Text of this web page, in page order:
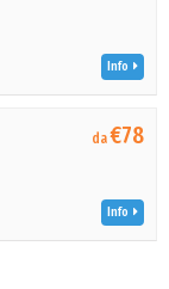
Info
da€78
Info